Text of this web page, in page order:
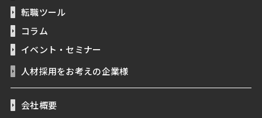
転職ツール
コラム
イベント・セミナー
人材採用をお考えの企業様
会社概要